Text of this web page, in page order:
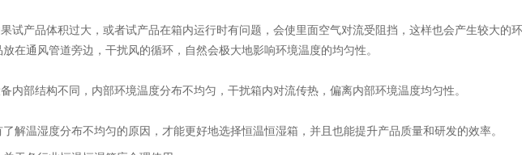
产品体积过大，或者试产品在箱内运行时有问题，会使里面空气对流受阻挡，这样也会产生较大的环
在通风管道旁边，干扰风的循环，自然会极大地影响环境温度的均匀性。
部结构不同，内部环境温度分布不均匀，干扰箱内对流传热，偏离内部环境温度均匀性。
温湿度分布不均匀的原因，才能更好地选择恒温恒湿箱，并且也能提升产品质量和研发的效率。